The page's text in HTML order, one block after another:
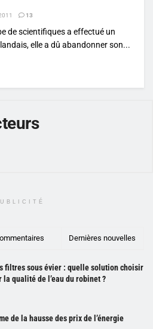
13
de scientifiques a effectué un
elle a dû abandonner son...
Dernières nouvelles
filtres sous évier : quelle solution choisir
qualité de l’eau du robinet ?
de la hausse des prix de l’énergie